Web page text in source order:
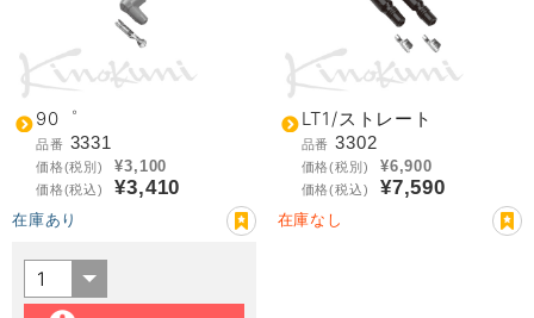
90゜
品番 3331
価格(税別) ¥3,100
価格(税込) ¥3,410
在庫あり
LT1/ストレート
品番 3302
価格(税別) ¥6,900
価格(税込) ¥7,590
在庫なし